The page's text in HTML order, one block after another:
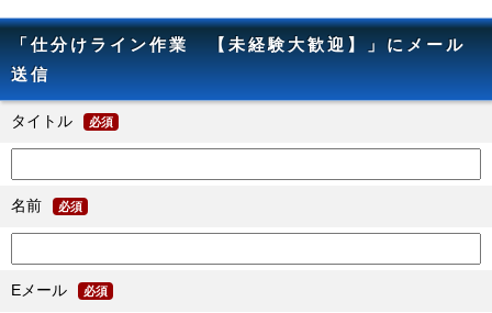
「仕分けライン作業 【未経験大歓迎】」にメール
送信
タイトル 必須
名前 必須
Eメール 必須